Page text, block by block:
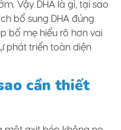
Vậy DHA là gì, tại sao
bổ sung DHA đúng
bố mẹ hiểu rõ hơn vai
phát triển toàn diện
cần thiết